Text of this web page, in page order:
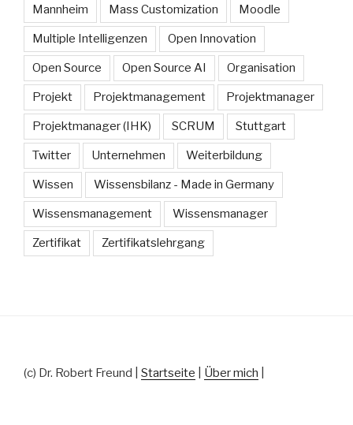
Mannheim Mass Customization Moodle
Multiple Intelligenzen Open Innovation
Open Source Open Source AI Organisation
Projekt Projektmanagement Projektmanager
Projektmanager (IHK) SCRUM Stuttgart
Twitter Unternehmen Weiterbildung
Wissen Wissensbilanz - Made in Germany
Wissensmanagement Wissensmanager
Zertifikat Zertifikatslehrgang
(c) Dr. Robert Freund | Startseite Über mich